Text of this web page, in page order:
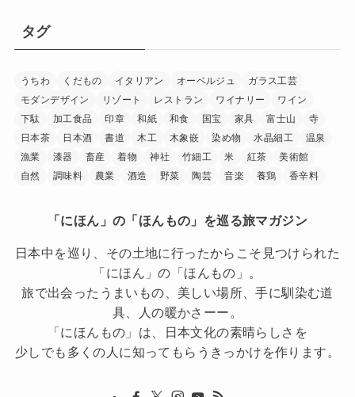
タグ
うちわ くだもの イタリアン オーベルジュ
ガラス工芸
モダンデザイン
リゾート レストラン ワイナリー
ワイン
下駄
加工食品 印章 和紙 和食 国宝 家具 富士山
寺
日本茶
日本酒 書道 木工 木象嵌 染め物 水晶細工
温泉
漁業
漆器 畜産 着物 神社 竹細工 米 紅茶
美術館
自然
調味料 農業 酒造 野菜 陶芸 音楽 養鶏 香辛料
「にほん」の「ほんもの」を巡る旅マガジン
日本中を巡り、その土地に行ったからこそ見つけられた
「にほん」の「ほんもの」。
旅で出会ったうまいもの、美しい場所、手に馴染む道
具、人の暖かさーー。
「にほんもの」は、日本文化の素晴らしさを
少しでも多くの人に知ってもらうきっかけを作ります。